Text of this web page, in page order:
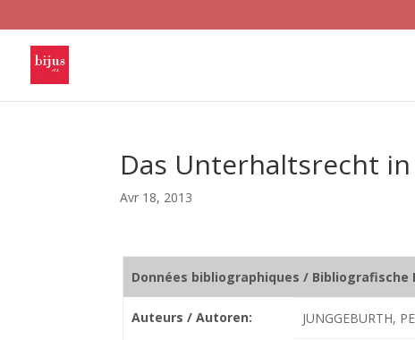
Das Unterhaltsrecht
Avr 18, 2013
Données bibliographiques / Bibliografische
Auteurs / Autoren: JUNGGEBURTH,